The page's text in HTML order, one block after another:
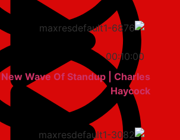
00:10:00
The New Wave Of Standup | Charles
Haycock